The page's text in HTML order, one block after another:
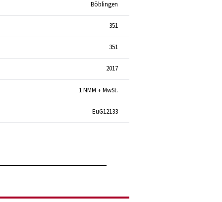
Böblingen
351
351
2017
1 NMM + MwSt.
EuG12133